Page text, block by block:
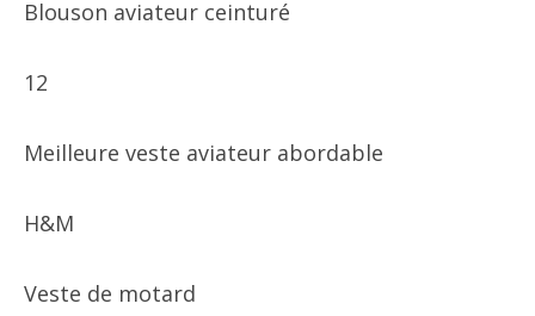
Blouson aviateur ceinturé
12
Meilleure veste aviateur abordable
H&M
Veste de motard